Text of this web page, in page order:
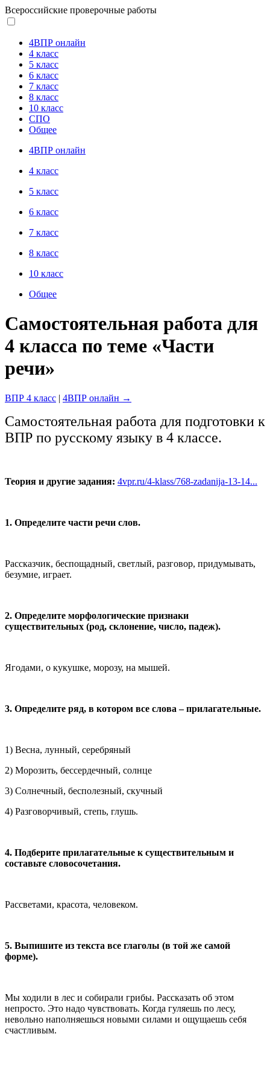
Всероссийские проверочные работы
4ВПР онлайн
4 класс
5 класс
6 класс
7 класс
8 класс
10 класс
СПО
Общее
4ВПР онлайн
4 класс
5 класс
6 класс
7 класс
8 класс
10 класс
Общее
Самостоятельная работа для
4 класса по теме «Части
речи»
ВПР 4 класс | 4ВПР онлайн →
Самостоятельная работа для подготовки к
ВПР по русскому языку в 4 классе.
Теория и другие задания: 4vpr.ru/4-klass/768-zadanija-13-14...
1. Определите части речи слов.
Рассказчик, беспощадный, светлый, разговор, придумывать,
безумие, играет.
2. Определите морфологические признаки
существительных (род, склонение, число, падеж).
Ягодами, о кукушке, морозу, на мышей.
3. Определите ряд, в котором все слова – прилагательные.
1) Весна, лунный, серебряный
2) Морозить, бессердечный, солнце
3) Солнечный, бесполезный, скучный
4) Разговорчивый, степь, глушь.
4. Подберите прилагательные к существительным и
составьте словосочетания.
Рассветами, красота, человеком.
5. Выпишите из текста все глаголы (в той же самой
форме).
Мы ходили в лес и собирали грибы. Рассказать об этом
непросто. Это надо чувствовать. Когда гуляешь по лесу,
невольно наполняешься новыми силами и ощущаешь себя
счастливым.